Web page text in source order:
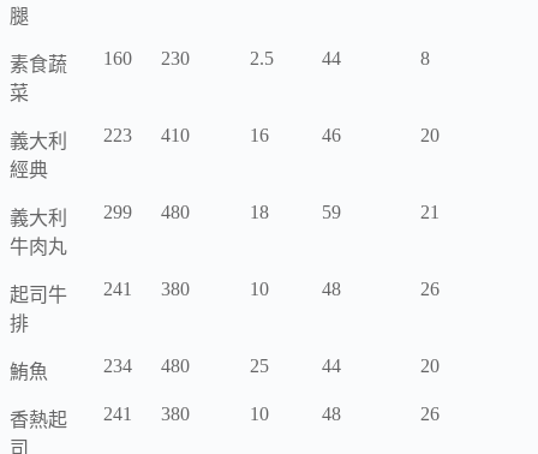
腿
素食蔬
菜
160 230 2.5 44 8
義大利
經典
223 410 16 46 20
義大利
牛肉丸
299 480 18 59 21
起司牛
排
241 380 10 48 26
鮪魚 234 480 25 44 20
香熱起
司
241 380 10 48 26